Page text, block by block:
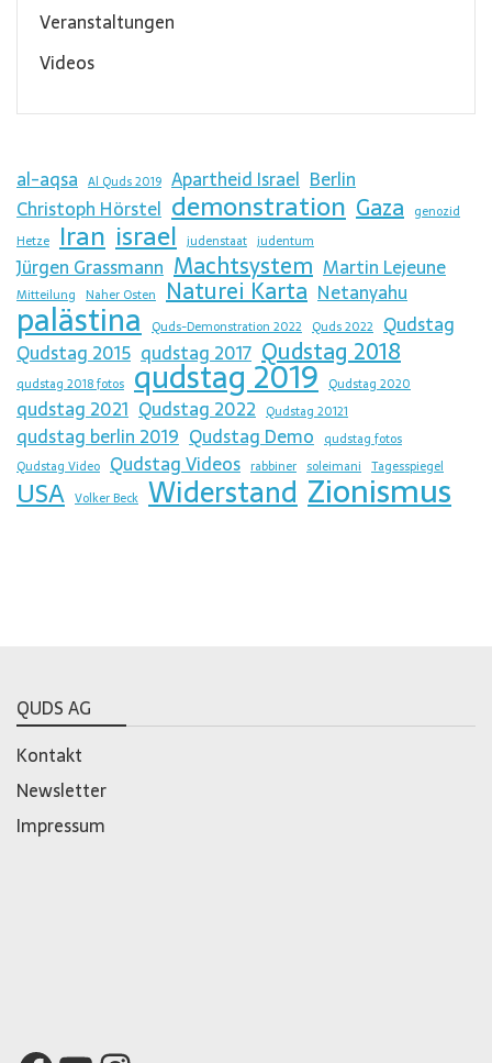
Veranstaltungen
Videos
al-aqsa Al Quds 2019 Apartheid Israel Berlin
Christoph Hörstel demonstration Gaza genozid
Hetze Iran israel judenstaat judentum
Jürgen Grassmann Machtsystem Martin Lejeune
Mitteilung Naher Osten Naturei Karta Netanyahu
palästina Quds-Demonstration 2022 Quds 2022
Qudstag
Qudstag 2015 qudstag 2017 Qudstag 2018
qudstag 2018 fotos qudstag 2019 Qudstag 2020
qudstag 2021 Qudstag 2022 Qudstag 20121
qudstag berlin 2019 Qudstag Demo
qudstag fotos
Qudstag Video Qudstag Videos rabbiner soleimani Tagesspiegel
USA Volker Beck Widerstand Zionismus
QUDS AG
Kontakt
Newsletter
Impressum